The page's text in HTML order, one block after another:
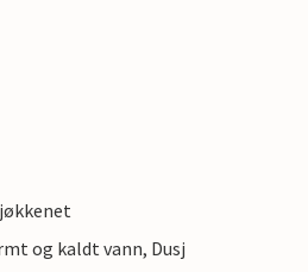
og kaldt vann, Dusj